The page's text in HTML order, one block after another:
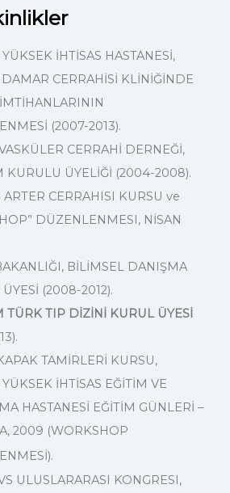
İHTİSAS HASTANESİ,
CERRAHİSİ KLİNİĞİNDE
(2007-2013).
CERRAHİ DERNEĞİ,
KURULU ÜYELİĞİ (2004-2008).
ARTER CERRAHISI KURSU ve
DÜZENLENMESI, NİSAN
BİLİMSEL DANIŞMA
(2008-2012).
TÜRK TIP DİZİNİ KURUL ÜYESİ
TAMİRLERİ KURSU,
İHTİSAS EĞİTİM VE
HASTANESİ EĞİTİM GÜNLERİ –
2009 (WORKSHOP
ULUSLARARASI KONGRESI,